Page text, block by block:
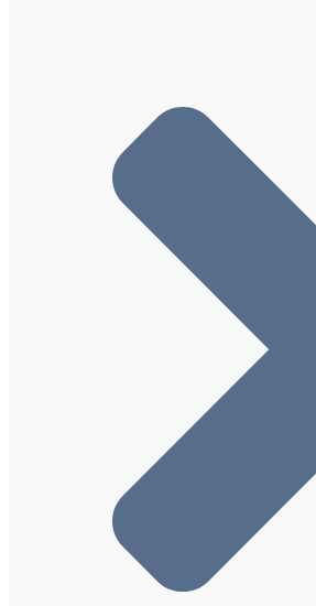
实施灵活抽样时需遵循的常
本地功能-1 向Google添加商
本地功能-2 热门地点列表优
本地功能-3 退出Google
Google搜索和您网站上的
“包裹跟踪”功能尝鲜者计划
Google搜索中的结构
作方式
丰富且互动的搜索结果
使用 JavaScript 生成
Google搜索支持的结
据列表)